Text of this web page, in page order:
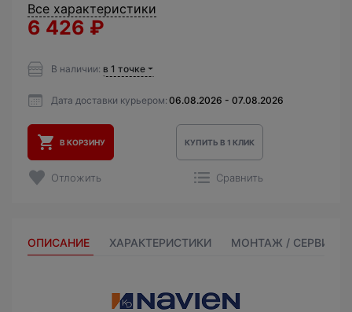
Все характеристики
6 426 ₽
В наличии: в 1 точке
Дата доставки курьером: 06.08.2026 - 07.08.2026
В КОРЗИНУ КУПИТЬ В 1 КЛИК
Отложить Сравнить
ОПИСАНИЕ ХАРАКТЕРИСТИКИ МОНТАЖ / СЕРВИС